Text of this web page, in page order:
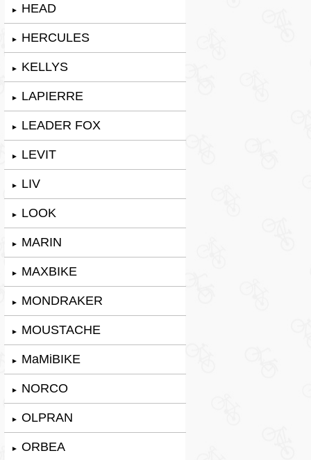
► HEAD
► HERCULES
► KELLYS
► LAPIERRE
► LEADER FOX
► LEVIT
► LIV
► LOOK
► MARIN
► MAXBIKE
► MONDRAKER
► MOUSTACHE
► MaMiBIKE
► NORCO
► OLPRAN
► ORBEA